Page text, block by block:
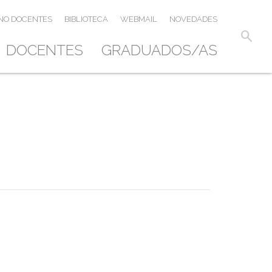
search
DOCENTES GRADUADOS/AS
DOCENTES BIBLIOTECA WEBMAIL NOVEDADES